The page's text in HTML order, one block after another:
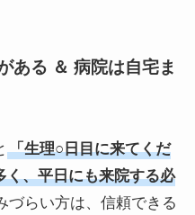
ある ＆ 病院は自宅ま
「生理○日目に来てくだ
く、平日にも来院する必
づらい方は、信頼できる